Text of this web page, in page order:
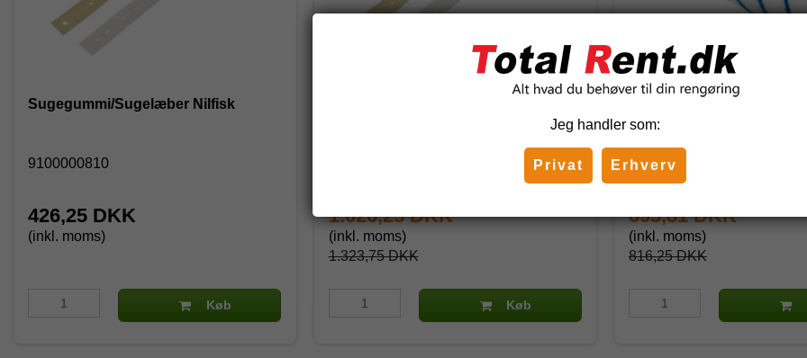
Sugegummi/Sugelæber Nilfisk
9100000810
426,25 DKK
(inkl. moms)
Køb
1.323,75 DKK
1.026,25 DKK
(inkl. moms)
Køb
Gulvvaskemaskine
107411862
816,25 DKK
693,81 DKK
(inkl. moms)
Jeg handler som:
Privat Erhverv